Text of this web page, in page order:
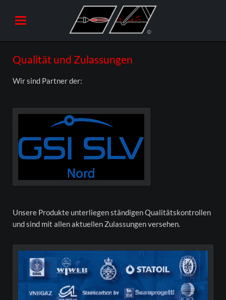
Qualität und Zulassungen
Wir sind Partner der:
Unsere Produkte unterliegen ständigen Qualitätskontrollen
und sind mit allen aktuellen Zulassungen versehen.